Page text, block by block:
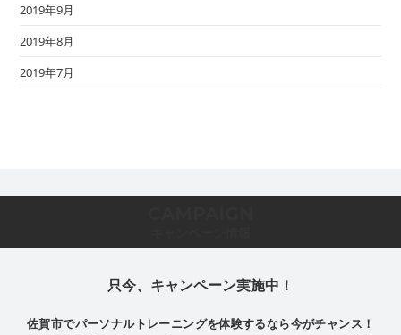
2019年9月
2019年8月
2019年7月
只今、キャンペーン実施中！
佐賀市でパーソナルトレーニングを体験するなら今がチャンス！